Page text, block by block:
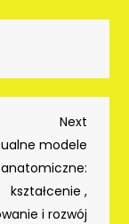
Next
Post
Next
modele
anatomiczne:
kształcenie ,
i rozwój